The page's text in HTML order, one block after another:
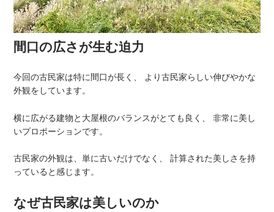
間口の広さが生む迫力
今回の古民家は特に間口が長く、 より古民家らしい伸びやかな
外観をしています。
横に広がる建物と大屋根のバランスがとても良く、 非常に美し
いプロポーションです。
古民家の外観は、単に古いだけでなく、 計算された美しさを持
っていると感じます。
なぜ古民家は美しいのか